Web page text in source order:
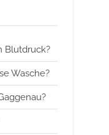
Blutdruck?
Wasche?